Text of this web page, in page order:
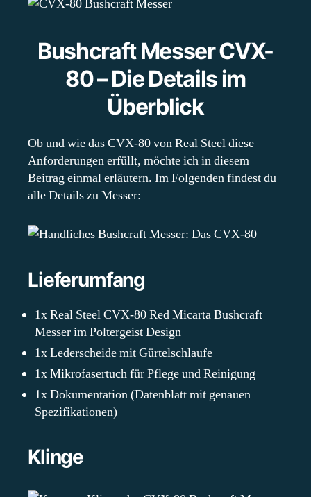
Bushcraft Messer CVX-
80 – Die Details im
Überblick
Ob und wie das CVX-80 von Real Steel diese
Anforderungen erfüllt, möchte ich in diesem
Beitrag einmal erläutern. Im Folgenden findest du
alle Details zu Messer:
Lieferumfang
1x Real Steel CVX-80 Red Micarta Bushcraft
Messer im Poltergeist Design
1x Lederscheide mit Gürtelschlaufe
1x Mikrofasertuch für Pflege und Reinigung
1x Dokumentation (Datenblatt mit genauen
Spezifikationen)
Klinge